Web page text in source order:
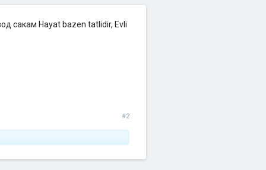
сакам Hayat bazen tatlidir, Evli
#2